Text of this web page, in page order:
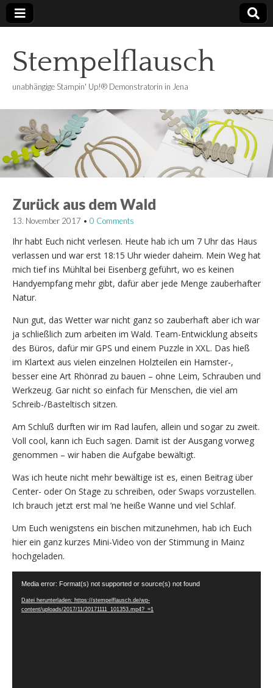
Stempelflausch
unabhängige Stampin' Up!® Demonstratorin in Jena
Zurück aus dem Wald
13. November 2017 • 0 Comments
Ihr habt Euch nicht verlesen. Heute hab ich um 7 Uhr das Haus
verlassen und war erst 18:15 Uhr wieder daheim. Mein Weg hat
mich tief ins Mühltal bei Eisenberg geführt, wo es keinen
Handyempfang mehr gibt, dafür aber jede Menge zauberhafter
Natur.
Nun gut, das Wetter war nicht ganz so zauberhaft aber ich war
ja schließlich zum arbeiten im Wald. Team-Entwicklung abseits
des Büros, dafür mir GPS und einem Puzzle in XXL. Das hieß
im Klartext aus vielen einzelnen Holzteilen ein Hamster-,
besser eine Art Rhönrad zu bauen – ohne Leim, Schrauben und
Werkzeug. Gar nicht so einfach für Menschen, die viel am
Schreib-/Basteltisch sitzen.
Am Schluß durften wir im Rad laufen, allein und sogar zu zweit.
Voll cool, kann ich Euch sagen. Damit ist der Ausgang vorweg
genommen – wir haben die Aufgabe bewältigt.
Was ich heute nicht mehr bewältige ist es, einen Beitrag über
Center- oder On Stage zu schreiben, oder Swaps vorzustellen.
Ich brauch jetzt erst mal ’ne heiße Wanne und viel Schlaf.
Um Euch wenigstens ein bischen mitzunehmen, hab ich Euch
hier ein ganz kurzes Mini-Video von der Stimmung in Mainz
hochgeladen.
Media error: Format(s) not supported or source(s) not found
Datei herunterladen: https://stempelflausch.de/wp-
content/uploads/2017/11/20171111_101353.mp4?_=1